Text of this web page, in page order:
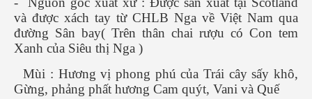
và được xách tay từ CHLB Nga về Việt Nam qua
đường Sân bay( Trên thân chai rượu có Con tem
Xanh của Siêu thị Nga )
Mùi : Hương vị phong phú của Trái cây sấy khô,
Gừng, phảng phất hương Cam quýt, Vani và Quế